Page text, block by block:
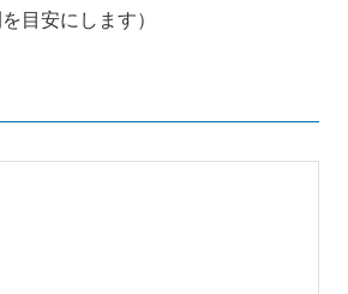
目安にします）